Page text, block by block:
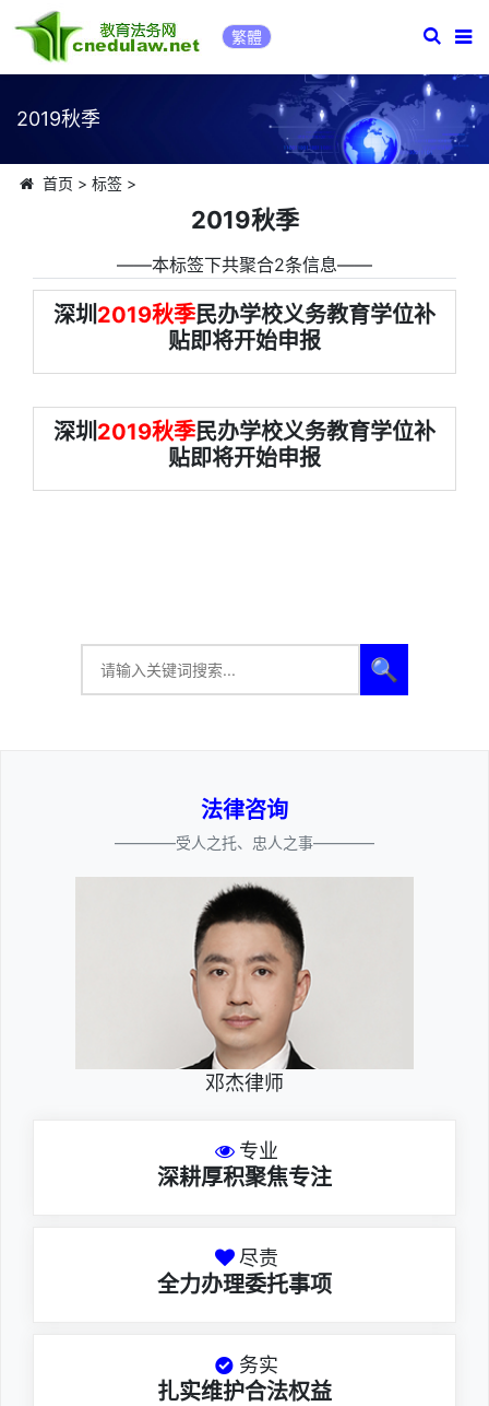
繁體
2019秋季
首页 > 标签>
2019秋季
――本标签下共聚合2条信息――
深圳 2019秋季民办学校义务教育学位补
贴即将开始申报
深圳 2019秋季民办学校义务教育学位补
贴即将开始申报
🔍
法律咨询
————受人之托、忠人之事————
邓杰律师
专业
深耕厚积聚焦专注
尽责
全力办理委托事项
务实
扎实维护合法权益